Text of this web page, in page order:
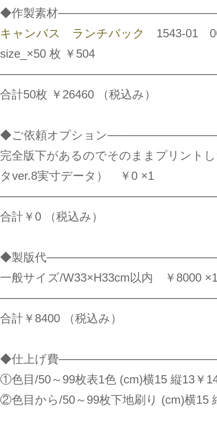
◆作製素材
キャンバス ランチバック
1543-01
size_×50 枚 ￥504
合計50枚 ￥26460 （税込み）
◆ご依頼オプション
完全版下があるのでそのままプリント
タver.8実寸データ） ￥0 ×1
合計￥0 （税込み）
◆製版代
一般サイズ/W33×H33cm以内 ￥8000
合計￥8400 （税込み）
◆仕上げ費
①色目/50～99枚表1色 (cm)横15 縦13
②色目から/50～99枚下地刷り (cm)横15